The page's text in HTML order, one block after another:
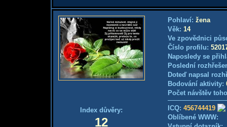
Index důvěry:
12
Pohlaví: žena
Věk: 14
Ve zpovědnici
Číslo profilu:
Naposledy se
Poslední
Doteď napsal
Bodování aktivity:
Počet návštěv
ICQ: 456744419
Oblíbené WWW: